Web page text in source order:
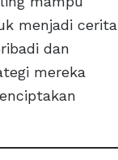
menjadi cerita
dan
mereka